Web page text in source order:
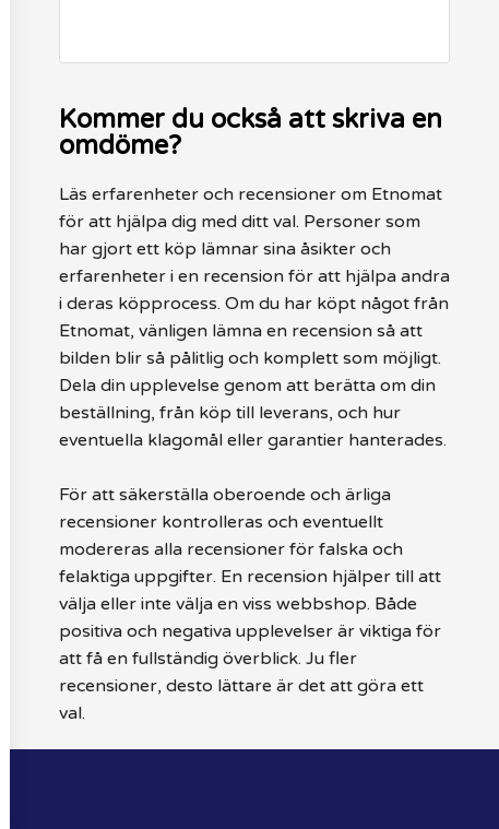
Kommer du också att skriva en
omdöme?
Läs erfarenheter och recensioner om Etnomat
för att hjälpa dig med ditt val. Personer som
har gjort ett köp lämnar sina åsikter och
erfarenheter i en recension för att hjälpa andra
i deras köpprocess. Om du har köpt något från
Etnomat, vänligen lämna en recension så att
bilden blir så pålitlig och komplett som möjligt.
Dela din upplevelse genom att berätta om din
beställning, från köp till leverans, och hur
eventuella klagomål eller garantier hanterades.
För att säkerställa oberoende och ärliga
recensioner kontrolleras och eventuellt
modereras alla recensioner för falska och
felaktiga uppgifter. En recension hjälper till att
välja eller inte välja en viss webbshop. Både
positiva och negativa upplevelser är viktiga för
att få en fullständig överblick. Ju fler
recensioner, desto lättare är det att göra ett
val.